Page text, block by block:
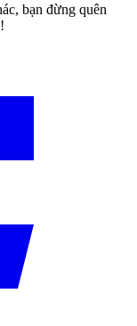
bạn đừng quên